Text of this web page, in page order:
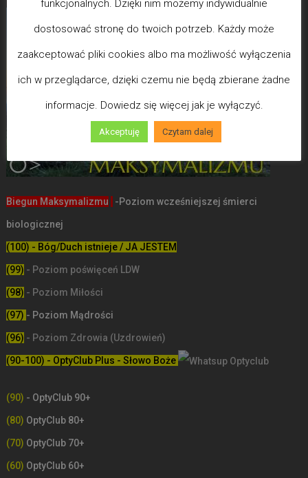
Biegun Maksymalizmu -Poziom wcześniejszej śmierci
biologicznej
(100) - Bóg/Duch istnieje / JA JESTEM
(99) - Poziom poświęceń LDW
(98) - Poziom Miłości
(97) - Poziom Mądrości
(96) - Poziom Zdrowia (Uzdrowień)
(90-100) - OptyClub Plus - Słowo Boże
(90) - OptyClub 90+
(80) OptyClub 80+
(70) OptyClub 70+
(60) OptyClub 60+
funkcjonalnych. Dzięki nim możemy indywidualnie
dostosować stronę do twoich potrzeb. Każdy może
zaakceptować pliki cookies albo ma możliwość wyłączenia
ich w przeglądarce, dzięki czemu nie będą zbierane żadne
informacje. Dowiedz się więcej jak je wyłączyć.
Akceptuję Czytam dalej